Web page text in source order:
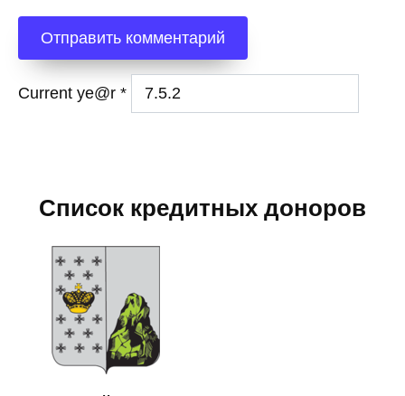
Current ye@r *
Список кредитных доноров